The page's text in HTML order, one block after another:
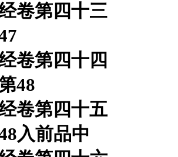
卷第四十三
卷第四十四
48
卷第四十五
入前品中